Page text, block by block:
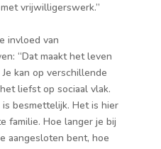
vrijwilligerswerk.”
invloed van
“Dat maakt het leven
kan op verschillende
liefst op sociaal vlak.
besmettelijk. Het is hier
familie. Hoe langer je bij
aangesloten bent, hoe